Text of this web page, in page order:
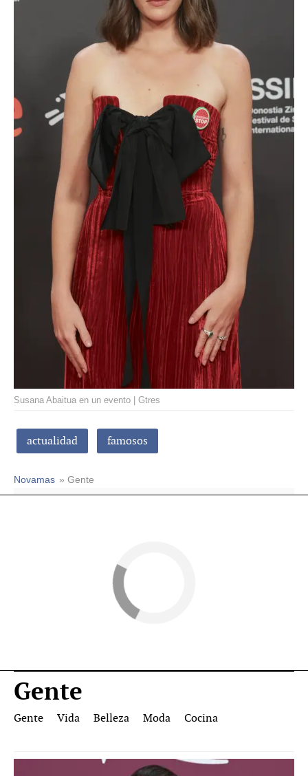
Susana Abaitua en un evento | Gtres
actualidad famosos
Novamas » Gente
Gente
Gente Vida Belleza Moda Cocina